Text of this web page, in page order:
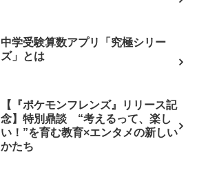
中学受験算数アプリ「究極シリー
ズ」とは
【『ポケモンフレンズ』リリース記
念】特別鼎談 “考えるって、楽し
い！”を育む教育×エンタメの新しい
かたち